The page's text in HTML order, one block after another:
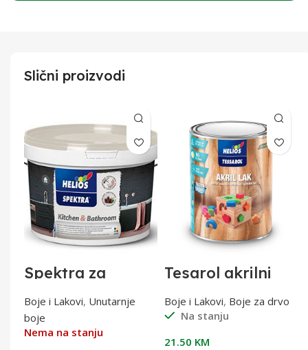
Slični proizvodi
Spektra za
kuhinje i
kupaonice 2lit
Boje i Lakovi, Unutarnje
boje
Nema na stanju
Tesarol akrilni
Boje i Lakovi, Boje za drvo
Na stanju
21.50 KM